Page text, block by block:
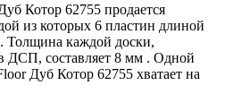
Котор 62755 продается
из которых 6 пластин длиной
каждой доски,
ДСП, составляет 8 мм . Одной
Дуб Котор 62755 хватает на